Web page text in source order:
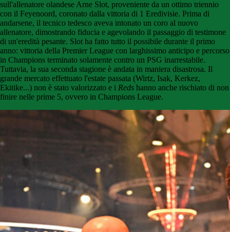
sull'allenatore olandese Arne Slot, proveniente da un ottimo triennio
con il Feyenoord, coronato dalla vittoria di 1 Eredivisie. Prima di
andarsene, il tecnico tedesco aveva intonato un coro al nuovo
allenatore, dimostrando fiducia e agevolando il passaggio di testimone
di un'eredità pesante. Slot ha fatto tutto il possibile durante il primo
anno: vittoria della Premier League con larghissimo anticipo e percorso
in Champions terminato solamente contro un PSG inarrestabile.
Tuttavia, la sua seconda stagione è andata in maniera disastrosa. Il
grande mercato effettuato l'estate passata (Wirtz, Isak, Kerkez,
Ekitike...) non è stato valorizzato e i Reds hanno anche rischiato di non
finire nelle prime 5, ovvero in Champions League.